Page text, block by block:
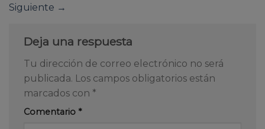
Siguiente →
Deja una respuesta
Tu dirección de correo electrónico no será
publicada. Los campos obligatorios están
marcados con *
Comentario *